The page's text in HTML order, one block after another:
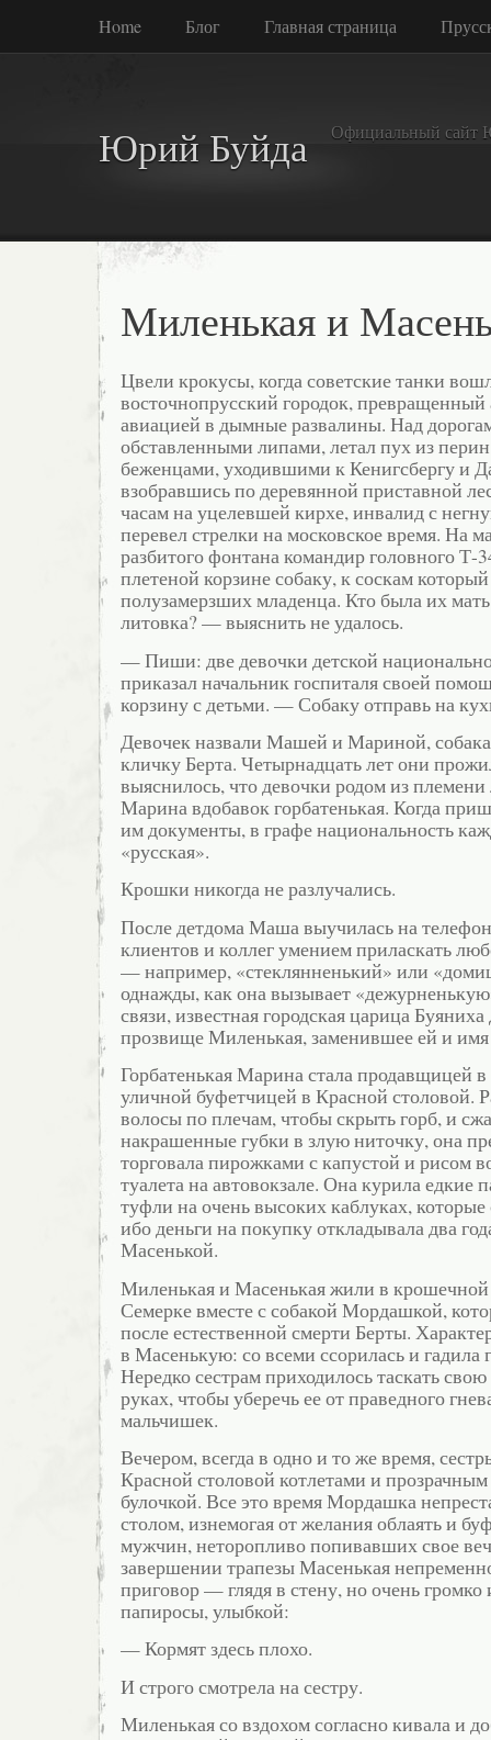
Home Блог Главная страница
Юрий Буйда Официальный сайт
Миленькая и
Цвели крокусы, когда советские танки
восточнопрусский городок, превращенный
авиацией в дымные развалины. Над
обставленными липами, летал пух из
беженцами, уходившими к Кенигсбергу и
взобравшись по деревянной приставной
часам на уцелевшей кирхе, инвалид с
перевел стрелки на московское время. На
разбитого фонтана командир головного Т-
плетеной корзине собаку, к соскам
полузамерзших младенца. Кто была их
литовка? — выяснить не удалось.
— Пиши: две девочки детской
приказал начальник госпиталя своей
корзину с детьми. — Собаку отправь на
Девочек назвали Машей и Мариной, собака
кличку Берта. Четырнадцать лет они
выяснилось, что девочки родом из
Марина вдобавок горбатенькая. Когда
им документы, в графе национальность
«русская».
Крошки никогда не разлучались.
После детдома Маша выучилась на
клиентов и коллег умением приласкать
— например, «стеклянненький» или
однажды, как она вызывает
связи, известная городская царица
прозвище Миленькая, заменившее ей и
Горбатенькая Марина стала продавщицей
уличной буфетчицей в Красной столовой.
волосы по плечам, чтобы скрыть горб, и
накрашенные губки в злую ниточку, она
торговала пирожками с капустой и рисом
туалета на автовокзале. Она курила едкие
туфли на очень высоких каблуках, которые
ибо деньги на покупку откладывала два
Масенькой.
Миленькая и Масенькая жили в крошечной
Семерке вместе с собакой Мордашкой,
после естественной смерти Берты.
в Масенькую: со всеми ссорилась и гадила
Нередко сестрам приходилось таскать
руках, чтобы уберечь ее от праведного
мальчишек.
Вечером, всегда в одно и то же время,
Красной столовой котлетами и
булочкой. Все это время Мордашка
столом, изнемогая от желания облаять и
мужчин, неторопливо попивавших свое
завершении трапезы Масенькая
приговор — глядя в стену, но очень громко
папиросы, улыбкой:
— Кормят здесь плохо.
И строго смотрела на сестру.
Миленькая со вздохом согласно кивала и